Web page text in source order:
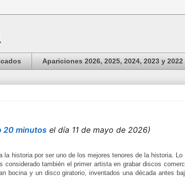
Apariciones 2026, 2025, 2024, 2023 y 2022
20 minutos el día 11 de mayo de 2026)
la historia por ser uno de los mejores tenores de la historia.
considerado también el primer artista en grabar discos
bocina y un disco giratorio, inventados una década antes